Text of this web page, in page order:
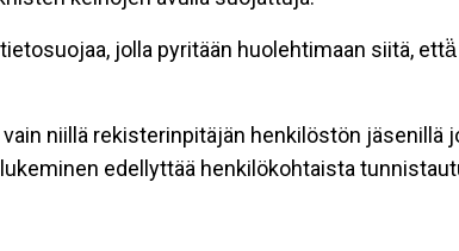
jolla pyritään huolehtimaan siitä,
niillä rekisterinpitäjän henkilöstön jäsenillä
edellyttää henkilökohtaista